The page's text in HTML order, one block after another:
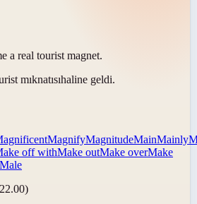
a real tourist magnet.
mıknatısıhaline geldi.
MagnifyMagnitudeMainMainly
off withMake outMake overMake
Male